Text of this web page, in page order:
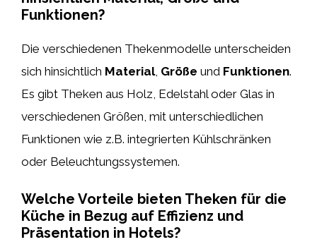
Funktionen?
Die verschiedenen Thekenmodelle unterscheiden
sich hinsichtlich Material, Größe und Funktionen.
Es gibt Theken aus Holz, Edelstahl oder Glas in
verschiedenen Größen, mit unterschiedlichen
Funktionen wie z.B. integrierten Kühlschränken
oder Beleuchtungssystemen.
Welche Vorteile bieten Theken für die
Küche in Bezug auf Effizienz und
Präsentation in Hotels?